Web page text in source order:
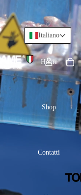
Home
Shop
Contatti
Italiano